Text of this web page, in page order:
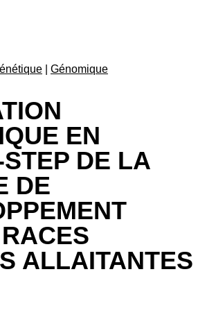
Génomique
EN
DE LA
DE
ALLAITANTES